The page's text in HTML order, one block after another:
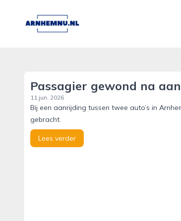
arnhemnu.nl
Passagier gewond na
11 jun. 2026
Bij een aanrijding tussen twee auto’s in
gebracht.
Lees verder